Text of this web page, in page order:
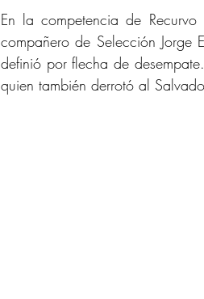
En la competencia de
compañero de Selección Jorge
definió por flecha de
quien también derrotó al